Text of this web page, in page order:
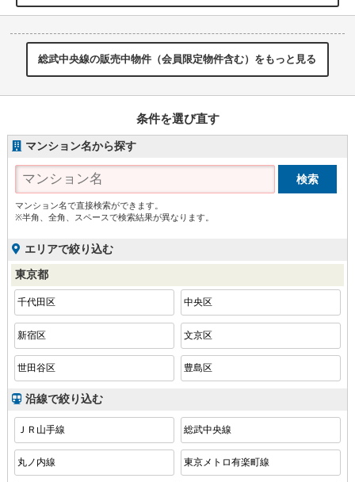
総武中央線の販売中物件（会員限定物件含む）をもっと見る
条件を選び直す
マンション名から探す
マンション名で直接検索ができます。
※半角、全角、スペースで検索結果が異なります。
エリアで絞り込む
東京都
千代田区 中央区
新宿区 文京区
世田谷区 豊島区
沿線で絞り込む
ＪＲ山手線 総武中央線
丸ノ内線 東京メトロ有楽町線